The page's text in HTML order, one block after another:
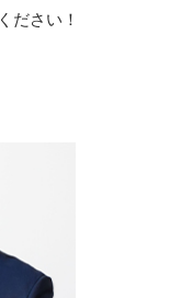
ださい！